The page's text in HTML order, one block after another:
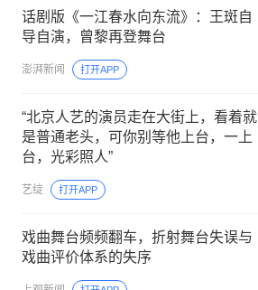
话剧版《一江春水向东流》：王斑自
导自演，曾黎再登舞台
澎湃新闻 打开APP
“北京人艺的演员走在大街上，看着就
是普通老头，可你别等他上台，一上
台，光彩照人”
艺绽 打开APP
戏曲舞台频频翻车，折射舞台失误与
戏曲评价体系的失序